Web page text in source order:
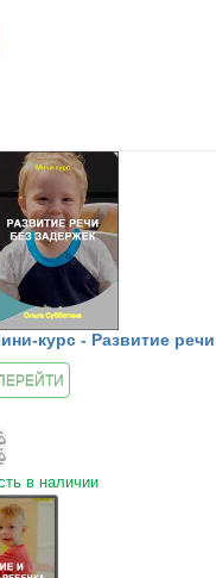
курс - Развитие
в наличии